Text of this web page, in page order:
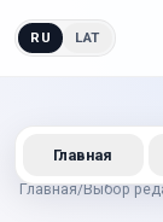
RU LAT
Главная/Выбор
Главная